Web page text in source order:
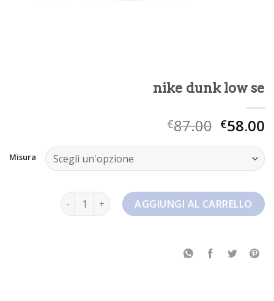
nike dunk low se
€87.00 €58.00
Misura
nike dunk low se quantitàAGGIUNGI AL CARRELLO